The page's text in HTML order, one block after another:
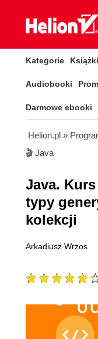
Kategorie Książki
Audiobooki
Darmowe ebooki
Helion.pl »
🎬 Java
Java.
typy
kolekcji
Arkadiusz Wrzos